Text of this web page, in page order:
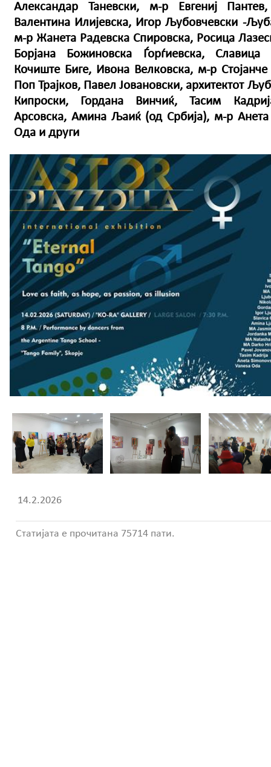
Александар Таневски, м-р Евгениј
Валентина Илијевска, Игор Љубовчевски -
м-р Жанета Радевска Спировска, Росица
Борјана Божиновска Ѓорѓиевска, Славица
Кочиште Биге, Ивона Велковска, м-р
Поп Трајков, Павел Јовановски, архитектот
Кипроски, Гордана Винчиќ, Тасим
Арсовска, Амина Љаиќ (од Србија), м-р Анета
Ода и други
14.2.2026
Статијата е прочитана 75714 пати.